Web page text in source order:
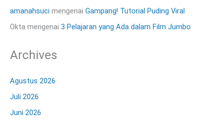
amanahsuci mengenai Gampang! Tutorial Puding Viral
Okta mengenai 3 Pelajaran yang Ada dalam Film Jumbo
Archives
Agustus 2026
Juli 2026
Juni 2026